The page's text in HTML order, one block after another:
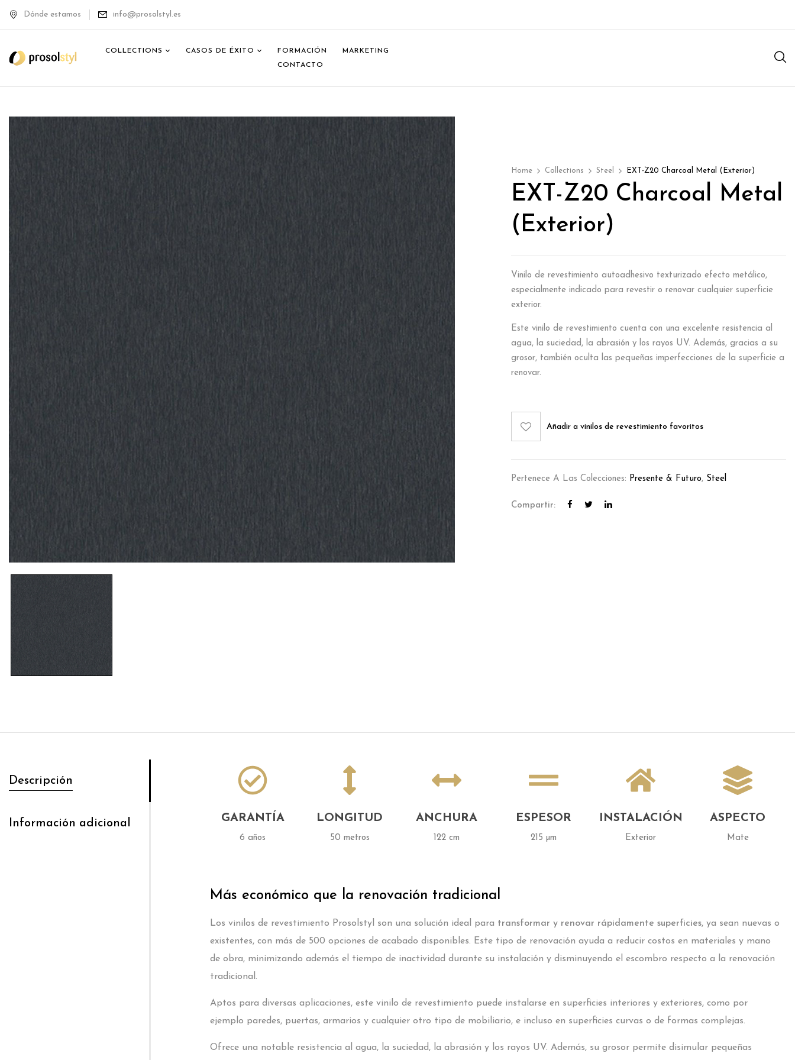
Dónde estamos info@prosolstyl.es
COLLECTIONS CASOS DE ÉXITO FORMACIÓN
MARKETING
CONTACTO
Home Collections Steel EXT-Z20 Charcoal Metal (Exterior)
EXT-Z20 Charcoal Metal
(Exterior)
Vinilo de revestimiento autoadhesivo texturizado efecto metálico,
especialmente indicado para revestir o renovar cualquier superficie
exterior.
Este vinilo de revestimiento cuenta con una excelente resistencia al
agua, la suciedad, la abrasión y los rayos UV. Además, gracias a su
grosor, también oculta las pequeñas imperfecciones de la superficie a
renovar.
Añadir a vinilos de revestimiento favoritos
Pertenece A Las Colecciones: Presente & Futuro, Steel
Compartir:
Descripción
Información adicional GARANTÍA
6 años
LONGITUD
50 metros
ANCHURA
122 cm
ESPESOR
215 µm
INSTALACIÓN
Exterior
ASPECTO
Mate
Más económico que la renovación tradicional
Los vinilos de revestimiento Prosolstyl son una solución ideal para transformar y renovar rápidamente superficies, ya sean nuevas o
existentes, con más de 500 opciones de acabado disponibles. Este tipo de renovación ayuda a reducir costos en materiales y mano
de obra, minimizando además el tiempo de inactividad durante su instalación y disminuyendo el escombro respecto a la renovación
tradicional.
Aptos para diversas aplicaciones, este vinilo de revestimiento puede instalarse en superficies interiores y exteriores, como por
ejemplo paredes, puertas, armarios y cualquier otro tipo de mobiliario, e incluso en superficies curvas o de formas complejas.
Ofrece una notable resistencia al agua, la suciedad, la abrasión y los rayos UV. Además, su grosor permite disimular pequeñas